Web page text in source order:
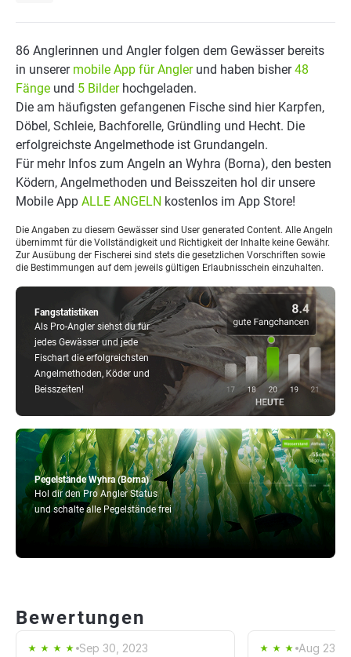
Pegelstände Wyhra (Borna)
Hol dir den Pro Angler Status
und schalte alle Pegelstände frei
Fangstatistiken
Als Pro-Angler siehst du für
jedes Gewässer und jede
Fischart die erfolgreichsten
Angelmethoden, Köder und
Beisszeiten!
86 Anglerinnen und Angler folgen dem Gewässer bereits
in unserer mobile App für Anglerund haben bisher48
Fänge und 5 Bilderhochgeladen.
Die am häufigsten gefangenen Fische sind hier Karpfen,
Döbel, Schleie, Bachforelle, Gründling und Hecht. Die
erfolgreichste Angelmethode ist Grundangeln.
Für mehr Infos zum Angeln an Wyhra (Borna), den besten
Ködern, Angelmethoden und Beisszeiten hol dir unsere
Mobile App ALLE ANGELN kostenlos im App Store!
Die Angaben zu diesem Gewässer sind User generated Content. Alle Angeln
übernimmt für die Vollständigkeit und Richtigkeit der Inhalte keine Gewähr.
Zur Ausübung der Fischerei sind stets die gesetzlichen Vorschriften sowie
die Bestimmungen auf dem jeweils gültigen Erlaubnisschein einzuhalten.
Bewertungen
Sep 30, 2023 Aug 23,